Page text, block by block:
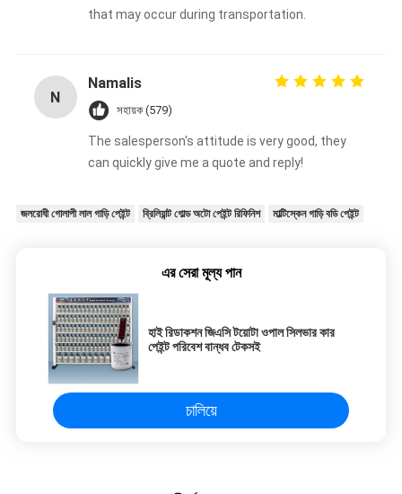
that may occur during transportation.
N
Namalis
সহায়ক (579)
The salesperson's attitude is very good, they
can quickly give me a quote and reply!
জলরোধী গোলাপী লাল গাড়ি পেইন্ট ব্রিলিয়ান্ট গোল্ড অটো পেইন্ট রিফিনিশ মাল্টিস্কেন গাড়ি বডি পেইন্ট
এর সেরা মূল্য পান
হাই রিডাকশন জিএসি টয়োটা ওপাল সিলভার কার
পেইন্ট পরিবেশ বান্ধব টেকসই
চালিয়ে